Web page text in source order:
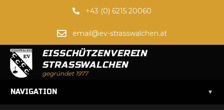
+43 (0) 6215 20060
email@ev-strasswalchen.at
EISSCHÜTZENVEREIN
STRASSWALCHEN
gegründet 1977
NAVIGATION ▾